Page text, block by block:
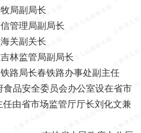
局副局长
管理局副局长
关副关长
林监管局副局长
路局长春铁路办事处副主任
食品安全委员会办公室设在省市
由省市场监管厅厅长刘化文兼